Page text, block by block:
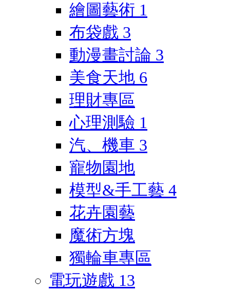
繪圖藝術 1
布袋戲 3
動漫畫討論 3
美食天地 6
理財專區
心理測驗 1
汽、機車 3
寵物園地
模型&手工藝 4
花卉園藝
魔術方塊
獨輪車專區
電玩遊戲 13